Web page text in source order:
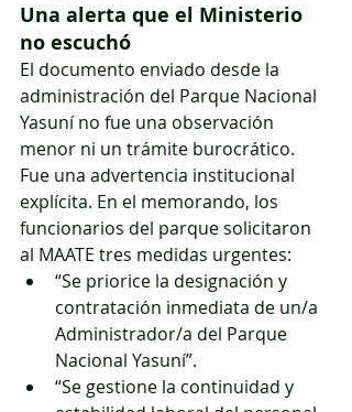
Una alerta que el Ministerio
no escuchó
El documento enviado desde la
administración del Parque Nacional
Yasuní no fue una observación
menor ni un trámite burocrático.
Fue una advertencia institucional
explícita. En el memorando, los
funcionarios del parque solicitaron
al MAATE tres medidas urgentes:
“Se priorice la designación y
contratación inmediata de un/a
Administrador/a del Parque
Nacional Yasuní”.
“Se gestione la continuidad y